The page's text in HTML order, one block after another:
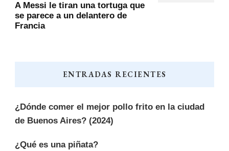
A Messi le tiran una tortuga que
se parece a un delantero de
Francia
ENTRADAS RECIENTES
¿Dónde comer el mejor pollo frito en la ciudad
de Buenos Aires? (2024)
¿Qué es una piñata?